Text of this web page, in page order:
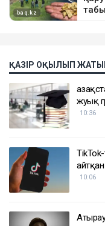
ҚАЗІР ОҚЫЛЫП
жуық
10:36
10:06